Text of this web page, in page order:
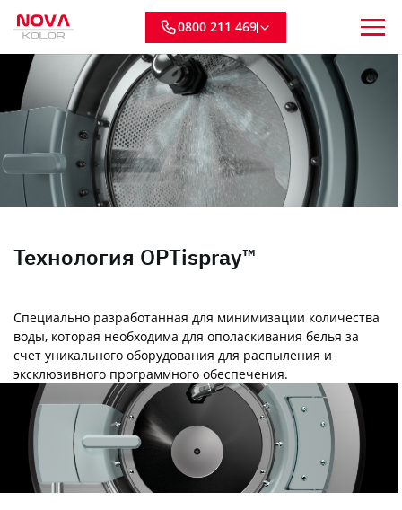
0800 211 469
Технология OPTispray™
Специально разработанная для минимизации количества
воды, которая необходима для ополаскивания белья за
счет уникального оборудования для распыления и
эксклюзивного программного обеспечения.